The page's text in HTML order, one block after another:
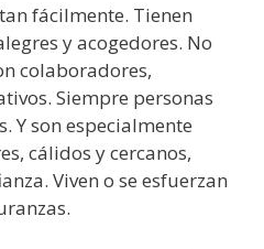
fácilmente. Tienen
y acogedores. No
colaboradores,
Siempre personas
Y son especialmente
cálidos y cercanos,
Viven o se esfuerzan